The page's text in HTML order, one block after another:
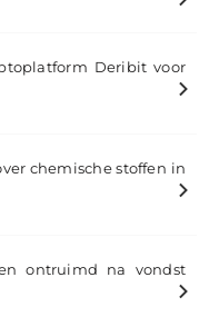
Deribit voor
chemische stoffen in
ontruimd na vondst